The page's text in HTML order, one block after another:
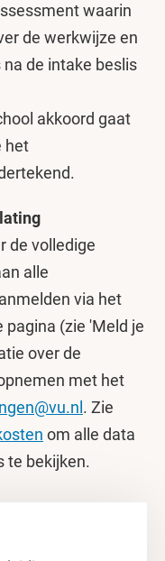
waarin
de werkwijze en
de intake beslis
akkoord gaat
het
de volledige
alle
via het
(zie 'Meld je
over de
met het
. Zie
om alle data
te bekijken.